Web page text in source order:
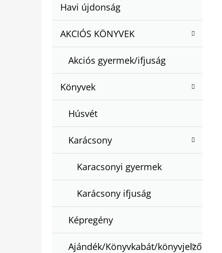
Nátugrása
T
G
R
Á
Havi újdonság
AKCIÓS KÖNYVEK
Akciós gyermek/ifjuság
Könyvek
Húsvét
Karácsony
Karacsonyi gyermek
Karácsony ifjuság
Képregény
Ajándék/Könyvkabát/könyvjelző
BARTOS ERIKA : BOGYÓ ÉS BABÓCA
€12,50